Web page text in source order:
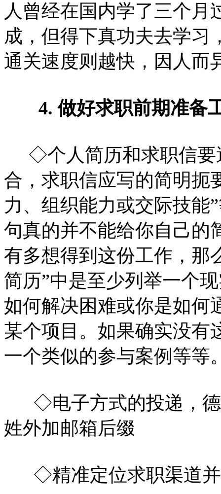
人曾经在国内学了三个月
成，但得下真功夫去学习
通关速度则越快，因人而
4. 做好求职前期准备
◇个人简历和求职信要
合，求职信应写的简明扼
力、组织能力或交际技能
句真的并不能给你自己的
有多想得到这份工作，那
简历”中是至少列举一个
如何解决困难或你是如何
某个项目。如果确实没有
一个类似的参与案例等等
◇电子方式的投递，德
姓外加邮箱后缀
◇精准定位求职渠道并